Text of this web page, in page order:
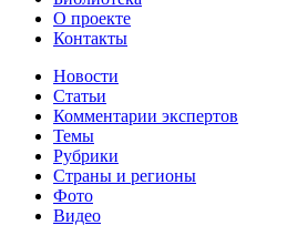
О проекте
Контакты
Новости
Статьи
Комментарии экспертов
Темы
Рубрики
Страны и регионы
Фото
Видео